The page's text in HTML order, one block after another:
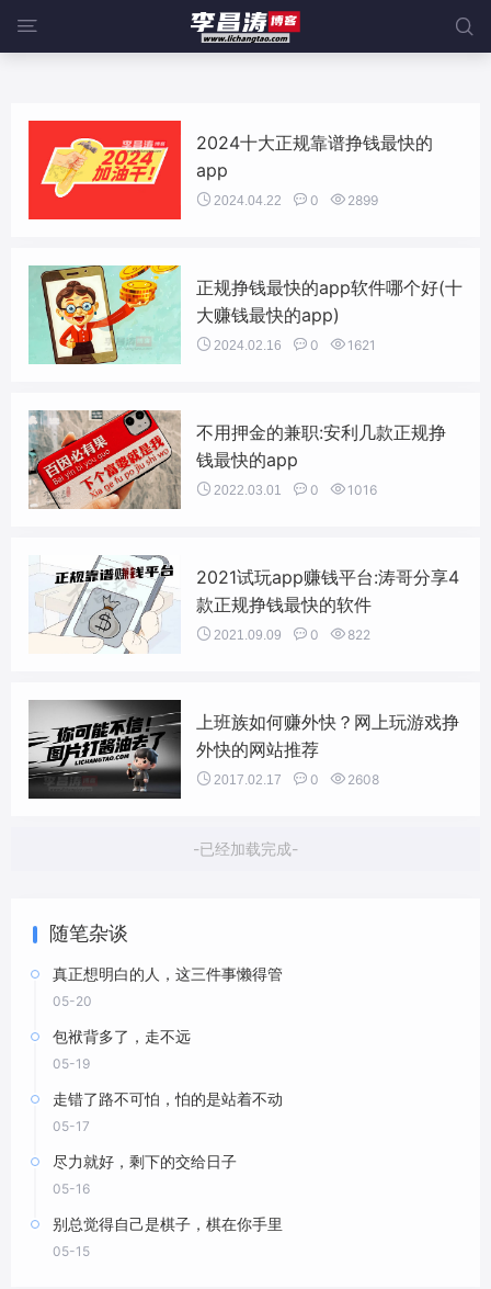
@media screen and (max-width:919px){ .sidebar {display: block;
width: 100%;margin-left: 0;} }
 
2024十大正规靠谱挣钱最快的
app
 2024.04.22  0  2899
正规挣钱最快的app软件哪个好(十
大赚钱最快的app)
 2024.02.16  0  1621
不用押金的兼职:安利几款正规挣
钱最快的app
 2022.03.01  0  1016
2021试玩app赚钱平台:涛哥分享4
款正规挣钱最快的软件
 2021.09.09  0  822
上班族如何赚外快？网上玩游戏挣
外快的网站推荐
 2017.02.17  0  2608
-已经加载完成-
随笔杂谈
真正想明白的人，这三件事懒得管
05-20
包袱背多了，走不远
05-19
走错了路不可怕，怕的是站着不动
05-17
尽力就好，剩下的交给日子
05-16
别总觉得自己是棋子，棋在你手里
05-15